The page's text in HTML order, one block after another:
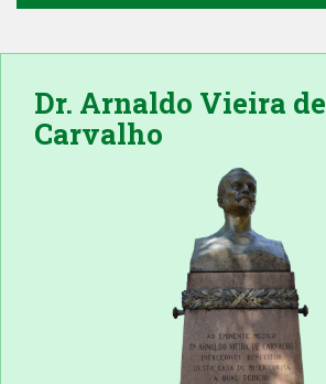
Dr. Arnaldo Vieira de
Carvalho